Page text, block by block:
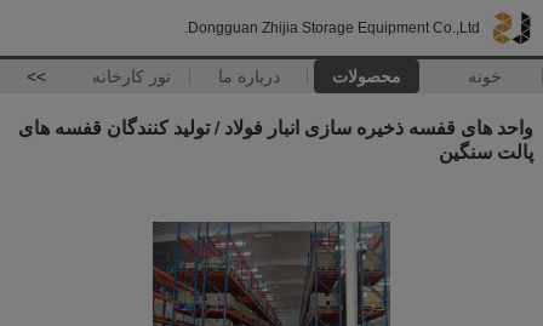
Dongguan Zhijia Storage Equipment Co.,Ltd.
خونه محصولات درباره ما تور کارخانه >>
واحد های قفسه ذخیره سازی انبار فولاد / تولید کنندگان قفسه های
پالت سنگین